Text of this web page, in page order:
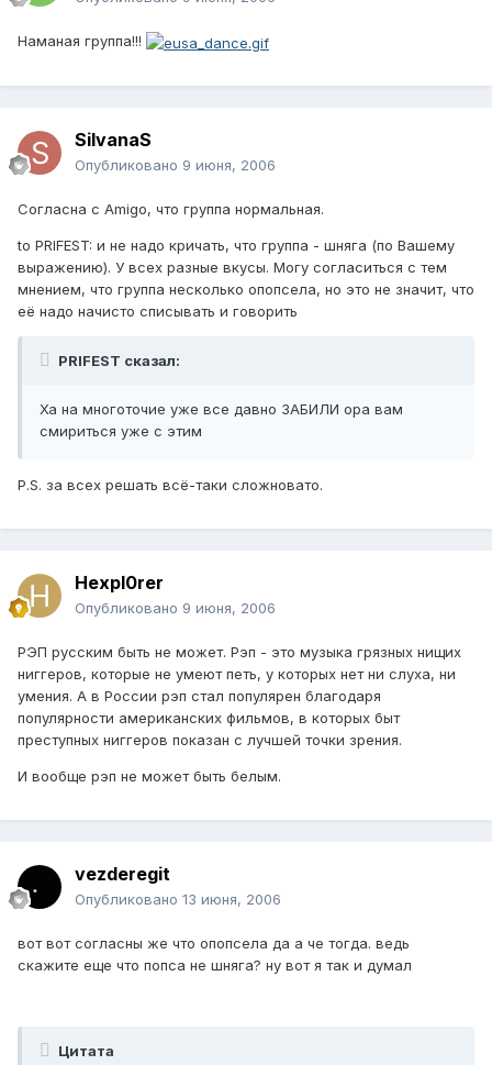
Наманая группа!!!
SilvanaS
Опубликовано 9 июня, 2006
Согласна с Amigo, что группа нормальная.
to PRIFEST: и не надо кричать, что группа - шняга (по Вашему
выражению). У всех разные вкусы. Могу согласиться с тем
мнением, что группа несколько опопсела, но это не значит, что
её надо начисто списывать и говорить
PRIFEST сказал:
Ха на многоточие уже все давно ЗАБИЛИ ора вам
смириться уже с этим
P.S. за всех решать всё-таки сложновато.
Hexpl0rer
Опубликовано 9 июня, 2006
РЭП русским быть не может. Рэп - это музыка грязных нищих
ниггеров, которые не умеют петь, у которых нет ни слуха, ни
умения. А в России рэп стал популярен благодаря
популярности американских фильмов, в которых быт
преступных ниггеров показан с лучшей точки зрения.
И вообще рэп не может быть белым.
vezderegit
Опубликовано 13 июня, 2006
вот вот согласны же что опопсела да а че тогда. ведь
скажите еще что попса не шняга? ну вот я так и думал
Цитата